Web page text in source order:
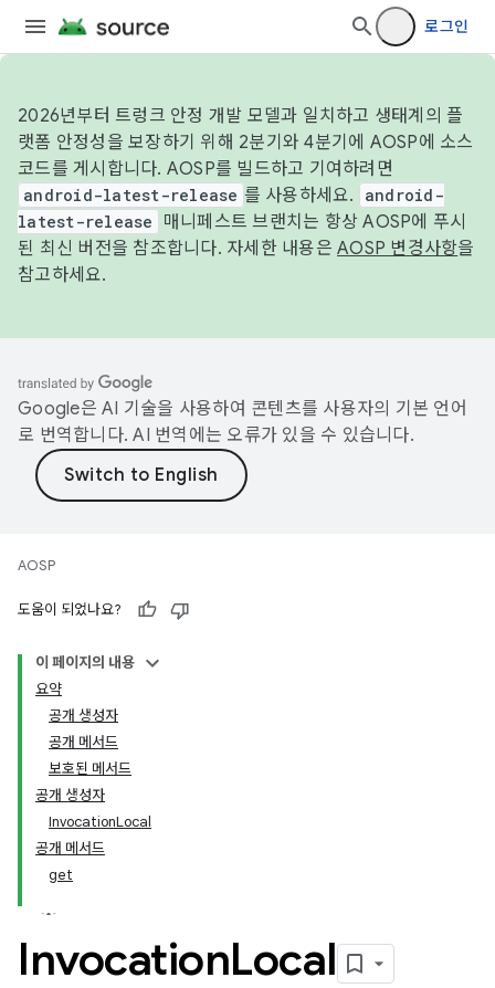
로그인
2026년부터 트렁크 안정 개발 모델과 일치하고 생태계의 플
랫폼 안정성을 보장하기 위해 2분기와 4분기에 AOSP에 소스
코드를 게시합니다. AOSP를 빌드하고 기여하려면
android-latest-release 를 사용하세요.
android-
latest-release
매니페스트 브랜치는 항상 AOSP에 푸시
된 최신 버전을 참조합니다. 자세한 내용은 AOSP 변경사항을
참고하세요.
Google은 AI 기술을 사용하여 콘텐츠를 사용자의 기본 언어
로 번역합니다. AI 번역에는 오류가 있을 수 있습니다.
AOSP
도움이 되었나요?
이 페이지의 내용
요약
공개 생성자
공개 메서드
보호된 메서드
공개 생성자
InvocationLocal
공개 메서드
get
InvocationLocal